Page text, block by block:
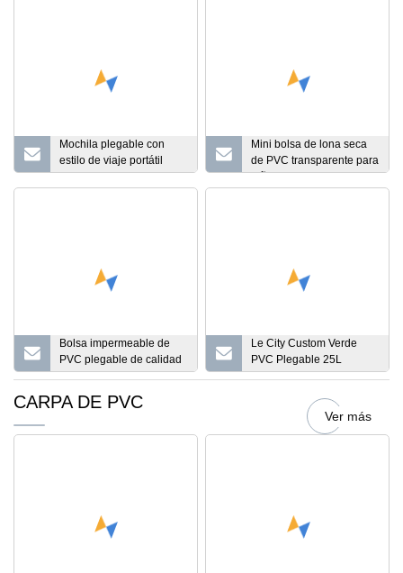
Mochila plegable con
estilo de viaje portátil
impermeable para
deportes
Mini bolsa de lona seca
de PVC transparente para
niños, canoa,
senderismo, plegable,
Bolsa impermeable de
PVC plegable de calidad
Dfaspo, mochila seca con
Le City Custom Verde
PVC Plegable 25L
Mochila Seca
Camping Senderismo Al
CARPA DE PVC
Ver más